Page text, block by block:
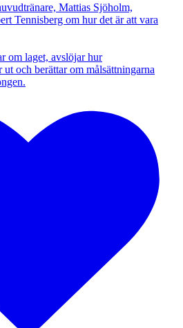
Mattias Sjöholm,
Tennisberg om hur det är att vara
om laget, avslöjar hur
ut och berättar om målsättningarna